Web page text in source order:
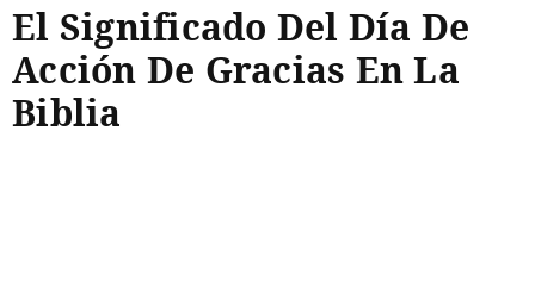
El Significado Del Día De
Acción De Gracias En La
Biblia